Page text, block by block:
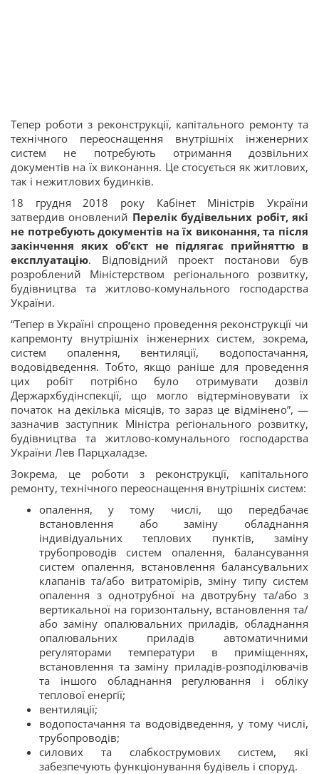
Тепер роботи з реконструкції, капітального ремонту та
технічного переоснащення внутрішніх інженерних
систем не потребують отримання дозвільних
документів на їх виконання. Це стосується як житлових,
так і нежитлових будинків.
18 грудня 2018 року Кабінет Міністрів України
затвердив оновлений Перелік будівельних робіт, які
не потребують документів на їх виконання, та після
закінчення яких об’єкт не підлягає прийняттю в
експлуатацію. Відповідний проект постанови був
розроблений Міністерством регіонального розвитку,
будівництва та житлово-комунального господарства
України.
“Тепер в Україні спрощено проведення реконструкції чи
капремонту внутрішніх інженерних систем, зокрема,
систем опалення, вентиляції, водопостачання,
водовідведення. Тобто, якщо раніше для проведення
цих робіт потрібно було отримувати дозвіл
Держархбудінспекції, що могло відтерміновувати їх
початок на декілька місяців, то зараз це відмінено”, —
зазначив заступник Міністра регіонального розвитку,
будівництва та житлово-комунального господарства
України Лев Парцхаладзе.
Зокрема, це роботи з реконструкції, капітального
ремонту, технічного переоснащення внутрішніх систем:
опалення, у тому числі, що передбачає
встановлення або заміну обладнання
індивідуальних теплових пунктів, заміну
трубопроводів систем опалення, балансування
систем опалення, встановлення балансувальних
клапанів та/або витратомірів, зміну типу систем
опалення з однотрубної на двотрубну та/або з
вертикальної на горизонтальну, встановлення та/
або заміну опалювальних приладів, обладнання
опалювальних приладів автоматичними
регуляторами температури в приміщеннях,
встановлення та заміну приладів-розподілювачів
та іншого обладнання регулювання і обліку
теплової енергії;
вентиляції;
водопостачання та водовідведення, у тому числі,
трубопроводів;
силових та слабкострумових систем, які
забезпечують функціонування будівель і споруд.